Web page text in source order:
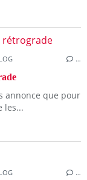
…
annonce que pour
les...
…